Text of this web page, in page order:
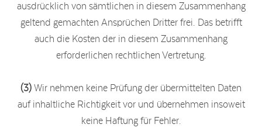
ausdrücklich von sämtlichen in diesem Zusammenhang
geltend gemachten Ansprüchen Dritter frei. Das betrifft
auch die Kosten der in diesem Zusammenhang
erforderlichen rechtlichen Vertretung.
(3) Wir nehmen keine Prüfung der übermittelten Daten
auf inhaltliche Richtigkeit vor und übernehmen insoweit
keine Haftung für Fehler.